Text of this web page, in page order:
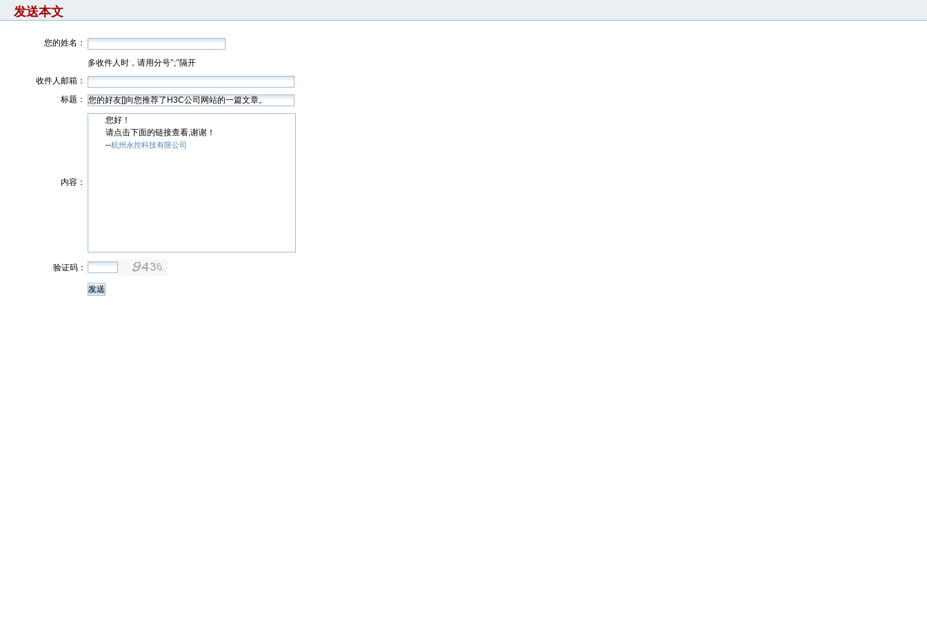
发送本文
您的姓名：
多收件人时，请用分号";"隔开
收件人邮箱：
标题：
内容：
您好！
请点击下面的链接查看,谢谢！
--杭州永控科技有限公司
验证码：